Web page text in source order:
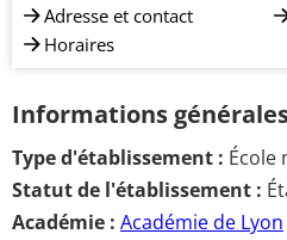
Adresse et contact
Horaires
Informations
Type d'établissement : École
Statut de l'établissement :
Académie : Académie de Lyon